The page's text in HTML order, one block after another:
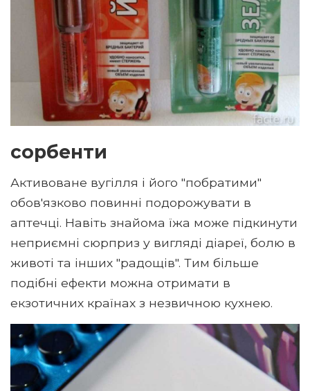
сорбенти
Активоване вугілля і його "побратими"
обов'язково повинні подорожувати в
аптечці. Навіть знайома їжа може підкинути
неприємні сюрприз у вигляді діареї, болю в
животі та інших "радощів". Тим більше
подібні ефекти можна отримати в
екзотичних країнах з незвичною кухнею.